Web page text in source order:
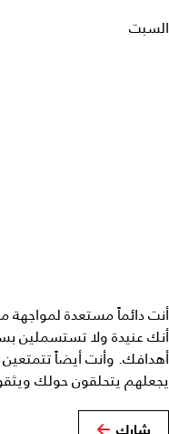
السبت
أنت دائماً مستعدة لمواجهة
أنك عنيدة ولا تستسملين
أهدافك. وأنت أيضاً تتمتعين
يجعلهم يتحلقون حولك